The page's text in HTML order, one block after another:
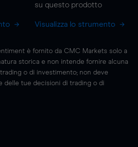
su questo prodotto
Visualizza lo strumento
è fornito da CMC Markets solo a
storica e non intende fornire alcuna
o di investimento; non deve
delle tue decisioni di trading o di